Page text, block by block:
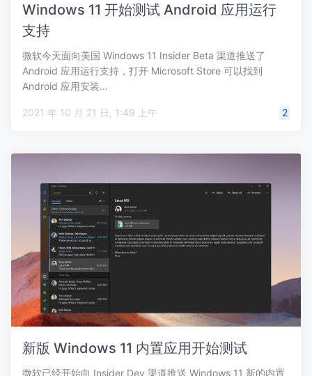
Windows 11 开始测试 Android 应用运行
支持
微软今天面向美国 Windows 11 Insider Beta 渠道推送了
Android 应用运行支持，打开 Microsoft Store 可以找到
Android 应用安装…
2021 年 10 月 21 日, 1:49 上午 2
新版 Windows 11 内置应用开始测试
微软已经开始向 Insider Dev 渠道推送 Windows 11 新的内置